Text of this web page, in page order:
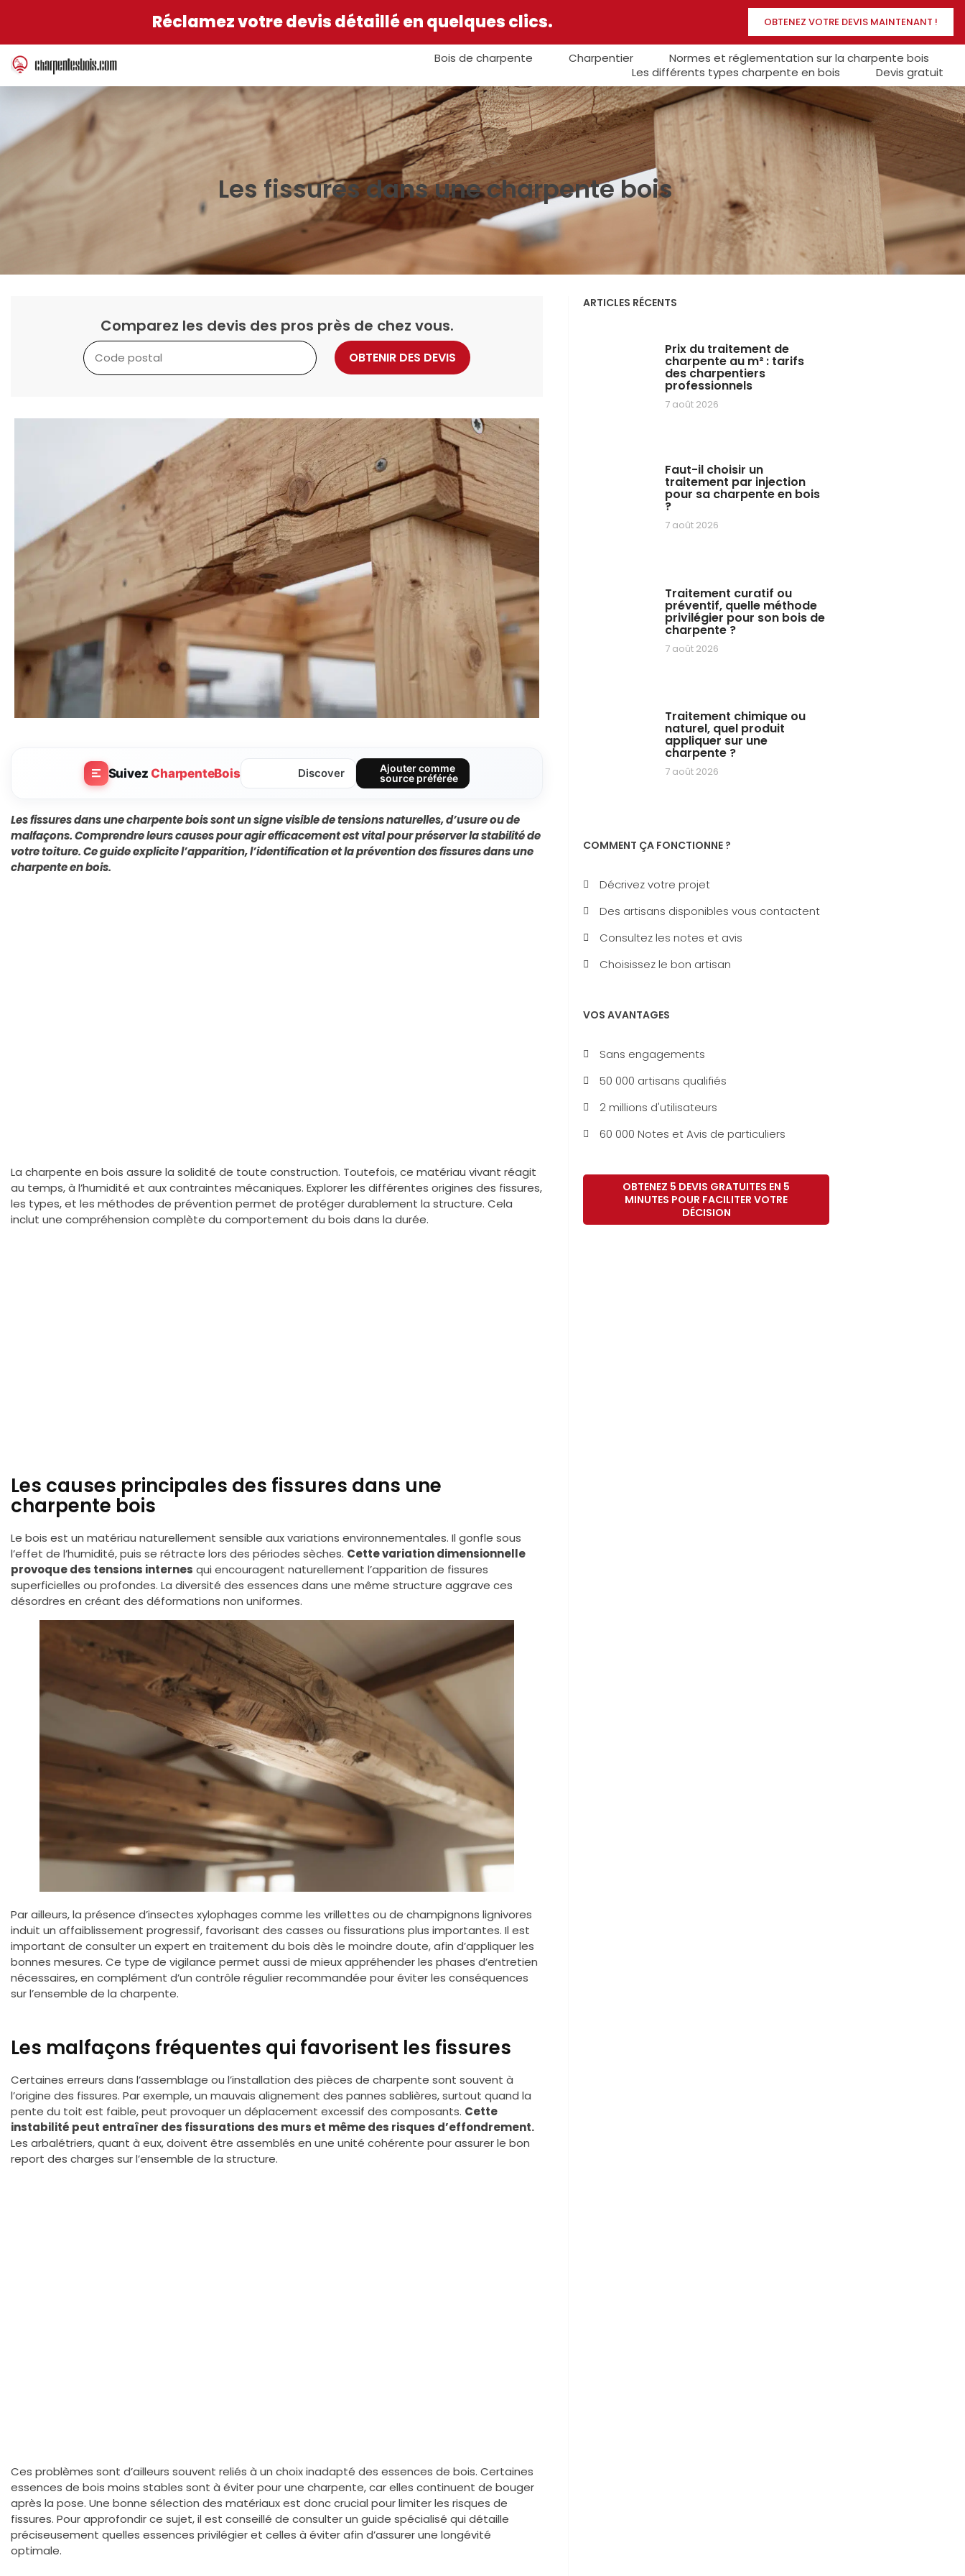
Réclamez votre devis détaillé en quelques clics. OBTENEZ VOTRE DEVIS MAINTENANT !
Bois de charpente Charpentier
Normes et réglementation sur la charpente bois
Les différents types charpente en bois
Devis gratuit
Les fissures dans une charpente bois
Comparez les devis des pros près de chez vous.
OBTENIR DES DEVIS
SuivezCharpenteBois Discover
Ajouter comme
source préférée
Les fissures dans une charpente bois sont un signe visible de tensions naturelles, d’usure ou de
malfaçons. Comprendre leurs causes pour agir efficacement est vital pour préserver la stabilité de
votre toiture. Ce guide explicite l’apparition, l’identification et la prévention des fissures dans une
charpente en bois.
La charpente en bois assure la solidité de toute construction. Toutefois, ce matériau vivant réagit
au temps, à l’humidité et aux contraintes mécaniques. Explorer les différentes origines des fissures,
les types, et les méthodes de prévention permet de protéger durablement la structure. Cela
inclut une compréhension complète du comportement du bois dans la durée.
Les causes principales des fissures dans une
charpente bois
Le bois est un matériau naturellement sensible aux variations environnementales. Il gonfle sous
l’effet de l’humidité, puis se rétracte lors des périodes sèches. Cette variation dimensionnelle
provoque des tensions internes qui encouragent naturellement l’apparition de fissures
superficielles ou profondes. La diversité des essences dans une même structure aggrave ces
désordres en créant des déformations non uniformes.
Par ailleurs, la présence d’insectes xylophages comme les vrillettes ou de champignons lignivores
induit un affaiblissement progressif, favorisant des casses ou fissurations plus importantes. Il est
important de consulter un expert en traitement du bois dès le moindre doute, afin d’appliquer les
bonnes mesures. Ce type de vigilance permet aussi de mieux appréhender les phases d’entretien
nécessaires, en complément d’un contrôle régulier recommandée pour éviter les conséquences
sur l’ensemble de la charpente.
Les malfaçons fréquentes qui favorisent les fissures
Certaines erreurs dans l’assemblage ou l’installation des pièces de charpente sont souvent à
l’origine des fissures. Par exemple, un mauvais alignement des pannes sablières, surtout quand la
pente du toit est faible, peut provoquer un déplacement excessif des composants. Cette
instabilité peut entraîner des fissurations des murs et même des risques d’effondrement.
Les arbalétriers, quant à eux, doivent être assemblés en une unité cohérente pour assurer le bon
report des charges sur l’ensemble de la structure.
Ces problèmes sont d’ailleurs souvent reliés à un choix inadapté des essences de bois. Certaines
essences de bois moins stables sont à éviter pour une charpente, car elles continuent de bouger
après la pose. Une bonne sélection des matériaux est donc crucial pour limiter les risques de
fissures. Pour approfondir ce sujet, il est conseillé de consulter un guide spécialisé qui détaille
préciseusement quelles essences privilégier et celles à éviter afin d’assurer une longévité
optimale.
ARTICLES RÉCENTS
Prix du traitement de
charpente au m² : tarifs
des charpentiers
professionnels
7 août 2026
Faut-il choisir un
traitement par injection
pour sa charpente en bois
?
7 août 2026
Traitement curatif ou
préventif, quelle méthode
privilégier pour son bois de
charpente ?
7 août 2026
Traitement chimique ou
naturel, quel produit
appliquer sur une
charpente ?
7 août 2026
COMMENT ÇA FONCTIONNE ?
Décrivez votre projet
Des artisans disponibles vous contactent
Consultez les notes et avis
Choisissez le bon artisan
VOS AVANTAGES
Sans engagements
50 000 artisans qualifiés
2 millions d'utilisateurs
60 000 Notes et Avis de particuliers
OBTENEZ 5 DEVIS GRATUITES EN 5
MINUTES POUR FACILITER VOTRE
DÉCISION